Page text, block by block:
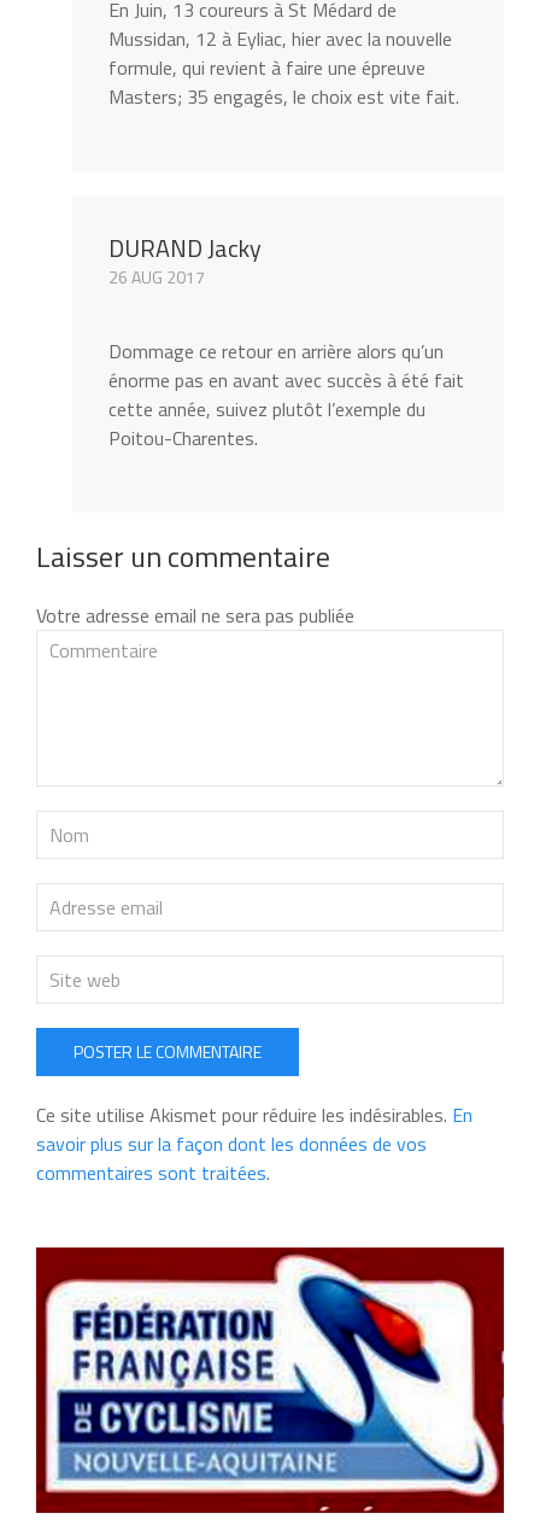
En Juin, 13 coureurs à St Médard de
Mussidan, 12 à Eyliac, hier avec la nouvelle
formule, qui revient à faire une épreuve
Masters; 35 engagés, le choix est vite fait.
DURAND Jacky
26 AUG 2017
Dommage ce retour en arrière alors qu’un
énorme pas en avant avec succès à été fait
cette année, suivez plutôt l’exemple du
Poitou-Charentes.
Laisser un commentaire
Votre adresse email ne sera pas publiée
POSTER LE COMMENTAIRE
Ce site utilise Akismet pour réduire les indésirables. En
savoir plus sur la façon dont les données de vos
commentaires sont traitées.